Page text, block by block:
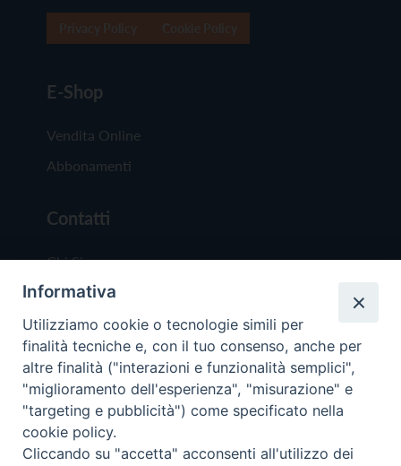
E-Shop
Vendita Online
Abbonamenti
Contatti
Chi Siamo
Redazione
Scrivici
Copyright © 2019 - Tutti i diritti riservati - Vita
Informativa
Utilizziamo cookie o tecnologie simili per
finalità tecniche e, con il tuo consenso, anche per
altre finalità ("interazioni e funzionalità semplici",
"miglioramento dell'esperienza", "misurazione" e
"targeting e pubblicità") come specificato nella
cookie policy.
Cliccando su "accetta" acconsenti all'utilizzo dei